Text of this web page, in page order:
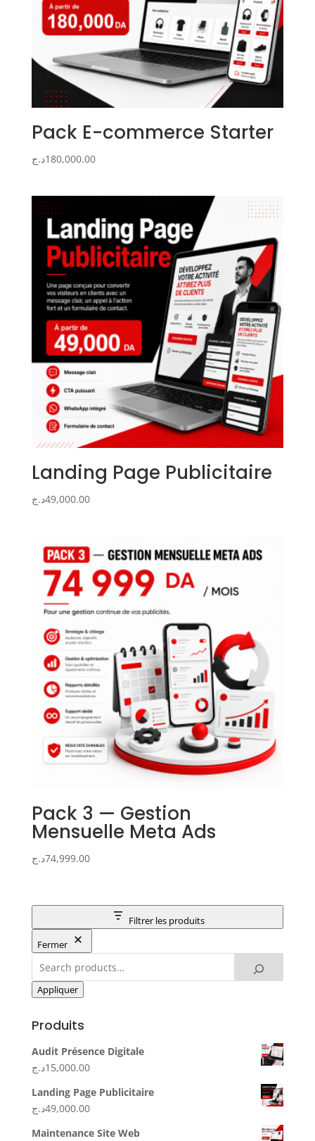
Pack E-commerce Starter
180,000.00د.ج
Landing Page Publicitaire
49,000.00د.ج
Pack 3 — Gestion
Mensuelle Meta Ads
74,999.00د.ج
Filtrer les produits
Fermer
Appliquer
Produits
Audit Présence Digitale
15,000.00د.ج
Landing Page Publicitaire
49,000.00د.ج
Maintenance Site Web